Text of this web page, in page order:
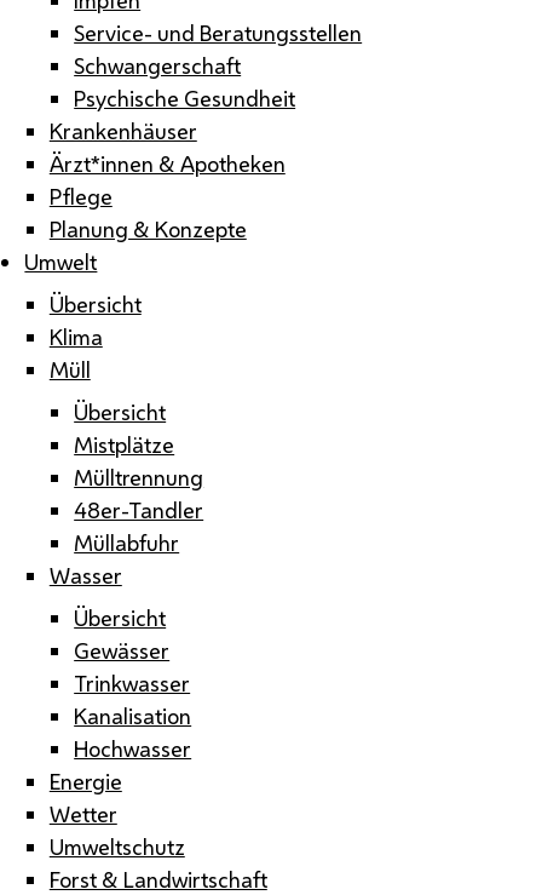
Service- und Beratungsstellen
Schwangerschaft
Psychische Gesundheit
Krankenhäuser
Ärzt*innen & Apotheken
Pflege
Planung & Konzepte
Umwelt
Übersicht
Klima
Müll
Übersicht
Mistplätze
Mülltrennung
48er-Tandler
Müllabfuhr
Wasser
Übersicht
Gewässer
Trinkwasser
Kanalisation
Hochwasser
Energie
Wetter
Umweltschutz
Forst & Landwirtschaft